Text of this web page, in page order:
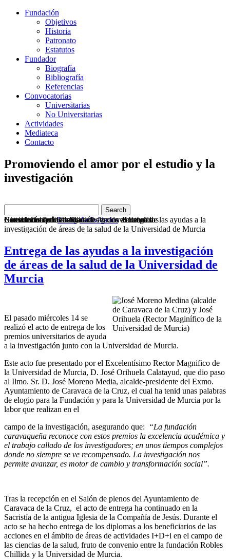
Fundación
Objetivos
Historia
Patronato
Estatutos
Fundador
Biografía
Bibliografía
Referencias
Convocatorias
Universitarias
No Universitarias
Actividades
Mediateca
Contacto
Promoviendo el amor por el estudio y la
investigación
Convocatoria de Premios de Ayuda al Estudio
Consulta nuestras actividades y convocatorias
Los inicios de Elias Manuel con los vertebrados
Historia del fundador
Novedades de investigación
Usted está aquí:Inicio Actividades Entrega de las ayudas a la
investigación de áreas de la salud de la Universidad de Murcia
Entrega de las ayudas a la investigación
de áreas de la salud de la Universidad de
Murcia
El pasado miércoles 14 se
realizó el acto de entrega de los
premios universitarios de ayuda
a la investigación junto con la Universidad de Murcia.
Este acto fue presentado por el Excelentísimo Rector Magnifico de
la Universidad de Murcia, D. José Orihuela Calatayud, que dio paso
al Ilmo. Sr. D. José Moreno Media, alcalde-presidente del Exmo.
Ayuntamiento de Caravaca de la Cruz, el cual ha tenid unas palabras
de elogio para la Fundación y para la Universidad de Murcia por la
labor que realizan en el
campo de la investigación, asegurando que:
“La fundación
caravaqueña reconoce con estos premios la excelencia académica y
el trabajo callado de los investigadores; en unos tiempos complejos
donde no siempre se ve recompensado. La investigación nos
permite avanzar, es motor de cambio y transformación social”.
Tras la recepción en el Salón de plenos del Ayuntamiento de
Caravaca de la Cruz, el acto de entrega ha continuado en la
Sacristía de la antigua Iglesia de la Compañía de Jesús. Durante el
acto se ha hecho entrega de los diplomas a los beneficiarios de las
acciones en el ámbito de áreas de actividades I+D+i en el campo de
las ciencias de la salud, fruto de convenio entre la fundación Robles
Chillida y la Universidad de Murcia.